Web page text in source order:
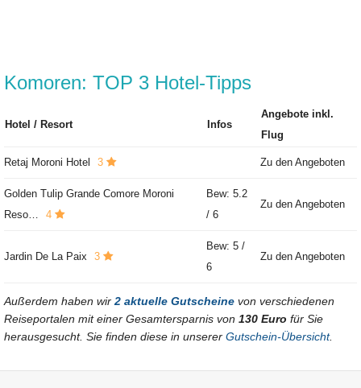
Komoren: TOP 3 Hotel-Tipps
Hotel / Resort Infos
Angebote inkl.
Flug
Retaj Moroni Hotel 3 Zu den Angeboten
Golden Tulip Grande Comore Moroni
Reso…
4
Bew: 5.2
/ 6
Zu den Angeboten
Jardin De La Paix 3
Bew: 5 /
6
Zu den Angeboten
Außerdem haben wir2 aktuelle Gutscheine von verschiedenen
Reiseportalen mit einer Gesamtersparnis von 130 Euro für Sie
herausgesucht. Sie finden diese in unserer Gutschein-Übersicht.